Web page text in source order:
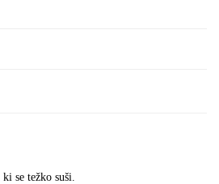
se težko suši.